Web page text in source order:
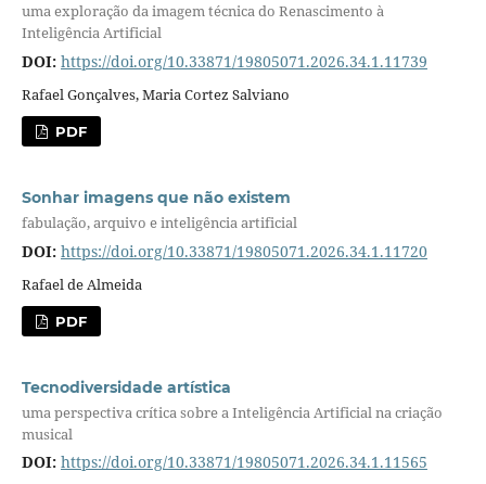
uma exploração da imagem técnica do Renascimento à
Inteligência Artificial
DOI: https://doi.org/10.33871/19805071.2026.34.1.11739
Rafael Gonçalves, Maria Cortez Salviano
PDF
Sonhar imagens que não existem
fabulação, arquivo e inteligência artificial
DOI: https://doi.org/10.33871/19805071.2026.34.1.11720
Rafael de Almeida
PDF
Tecnodiversidade artística
uma perspectiva crítica sobre a Inteligência Artificial na criação
musical
DOI: https://doi.org/10.33871/19805071.2026.34.1.11565